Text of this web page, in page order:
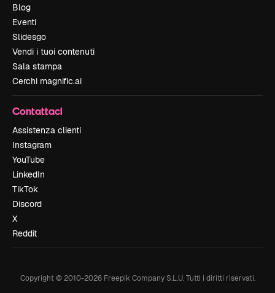
Blog
Eventi
Slidesgo
Vendi i tuoi contenuti
Sala stampa
Cerchi magnific.ai
Contattaci
Assistenza clienti
Instagram
YouTube
LinkedIn
TikTok
Discord
X
Reddit
Copyright © 2010-2026Freepik Company S.L.U. Tutti i diritti riservati.